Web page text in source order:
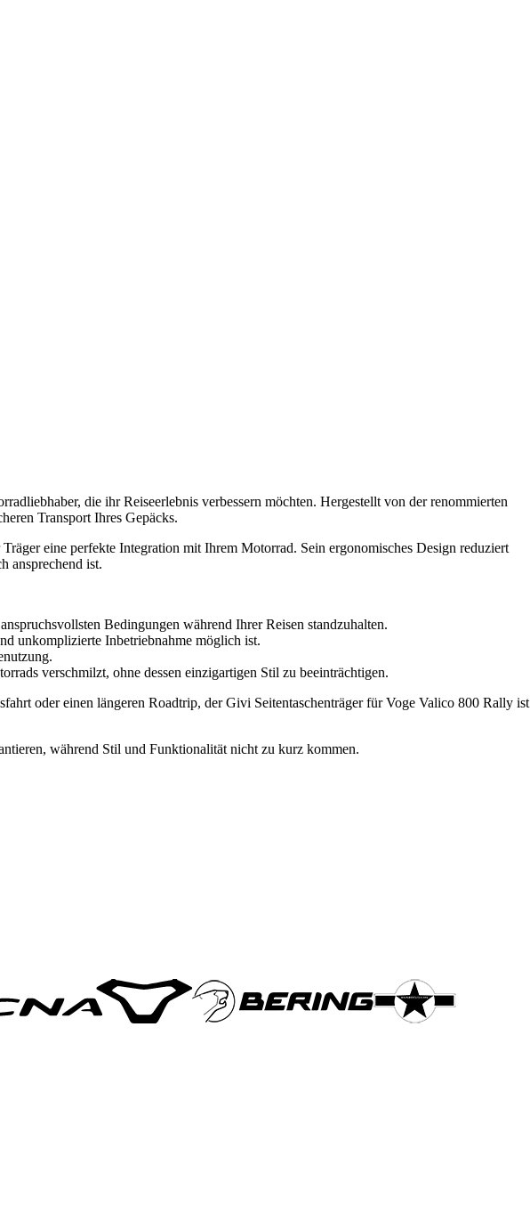
die ihr Reiseerlebnis verbessern möchten. Hergestellt von der renommierten
Transport Ihres Gepäcks.
eine perfekte Integration mit Ihrem Motorrad. Sein ergonomisches Design reduziert
ansprechend ist.
Bedingungen während Ihrer Reisen standzuhalten.
unkomplizierte Inbetriebnahme möglich ist.
verschmilzt, ohne dessen einzigartigen Stil zu beeinträchtigen.
oder einen längeren Roadtrip, der Givi Seitentaschenträger für Voge Valico 800 Rally ist
während Stil und Funktionalität nicht zu kurz kommen.